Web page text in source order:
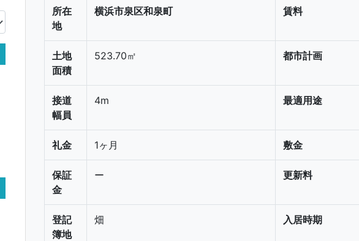
所在
地
横浜市泉区和泉町 賃料
土地
面積
523.70㎡ 都市計画
接道
幅員
4m 最適用途
礼金 1ヶ月 敷金
保証
金
ー 更新料
登記
簿地
畑 入居時期